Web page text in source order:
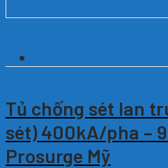
Tủ chống sét lan
sét) 400kA/pha –
Prosurge Mỹ